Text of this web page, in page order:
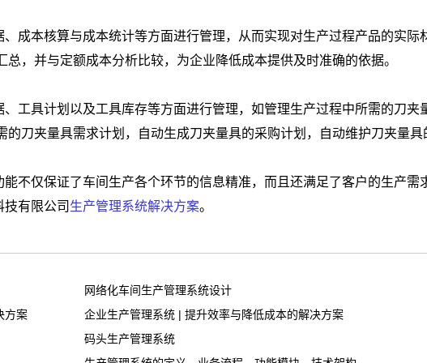
成本核算与成本统计等方面进行管理，从而实现对生产过程产品的实际
，并与定额成本分析比较，为企业降低成本提供及时准确的依据。
工具计划以及工具库存等方面进行管理，如管理生产过程中所需的刀夹
的刀夹量具需求计划，自动生成刀夹量具的采购计划，自动维护刀夹量具
不仅保证了车间生产各个环节的信息精准，而且还满足了客户的生产需
有限公司 生产管理系统解决方案。
网络化车间生产管理系统设计
方案
企业生产管理系统 | 提升效率与降低成本的解决方案
码头生产管理系统